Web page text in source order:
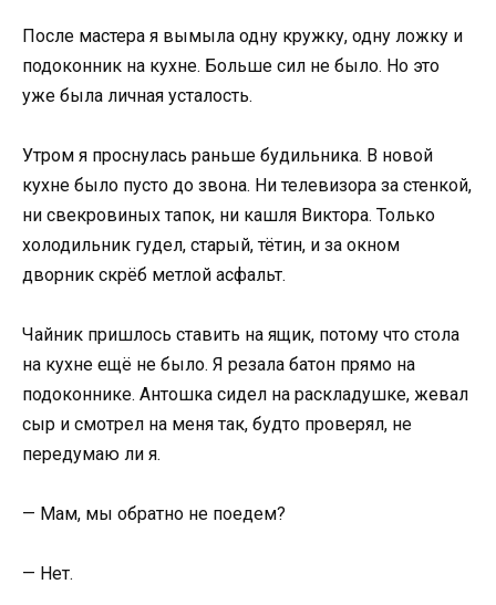
После мастера я вымыла одну кружку, одну ложку и
подоконник на кухне. Больше сил не было. Но это
уже была личная усталость.
Утром я проснулась раньше будильника. В новой
кухне было пусто до звона. Ни телевизора за стенкой,
ни свекровиных тапок, ни кашля Виктора. Только
холодильник гудел, старый, тётин, и за окном
дворник скрёб метлой асфальт.
Чайник пришлось ставить на ящик, потому что стола
на кухне ещё не было. Я резала батон прямо на
подоконнике. Антошка сидел на раскладушке, жевал
сыр и смотрел на меня так, будто проверял, не
передумаю ли я.
— Мам, мы обратно не поедем?
— Нет.